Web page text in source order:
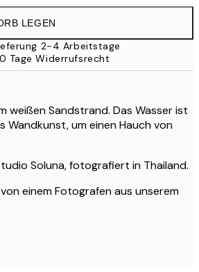
38 €
54,45 €
LEGEN
2-4 Arbeitstage
Tage Widerrufsrecht
weißen Sandstrand. Das Wasser ist
Wandkunst, um einen Hauch von
Soluna, fotografiert in Thailand.
einem Fotografen aus unserem